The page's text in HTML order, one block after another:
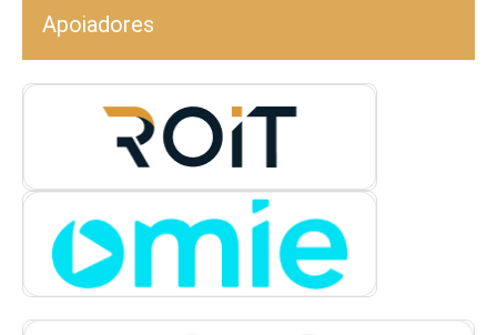
Apoiadores